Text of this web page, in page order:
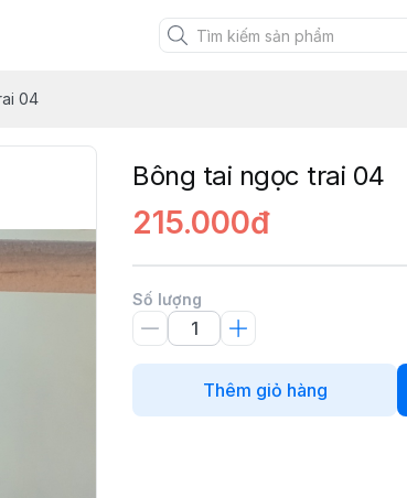
04
Bông tai ngọc trai 04
215.000đ
Số lượng
Thêm giỏ hàng